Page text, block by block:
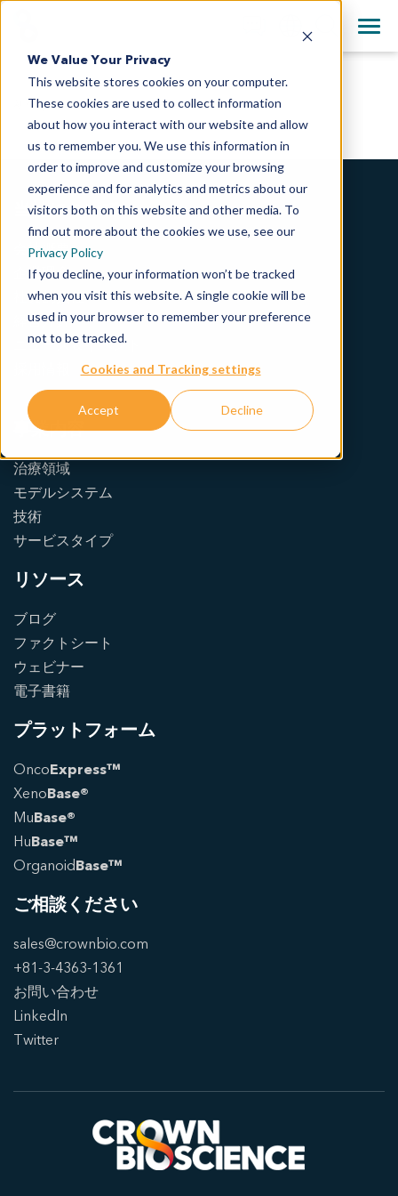
We Value Your Privacy
This website stores cookies on your computer.
These cookies are used to collect information
about how you interact with our website and allow
us to remember you. We use this information in
order to improve and customize your browsing
experience and for analytics and metrics about our
visitors both on this website and other media. To
find out more about the cookies we use, see our
Privacy Policy
If you decline, your information won’t be tracked
when you visit this website. A single cookie will be
used in your browser to remember your preference
not to be tracked.
Cookies and Tracking settings
Accept Decline
English
日本語
简体中文
All Contact Information
初代がん細胞での化合物のスクリーニング
当社について
会社概要
企業理念
社会的責任
経営方針
ニュース＆イベント
事業内容
治療領域
モデルシステム
技術
サービスタイプ
リソース
ブログ
ファクトシート
ウェビナー
電子書籍
プラットフォーム
OncoExpress™
XenoBase®
MuBase®
HuBase™
OrganoidBase™
ご相談ください
sales@crownbio.com
+81-3-4363-1361
お問い合わせ
LinkedIn
Twitter